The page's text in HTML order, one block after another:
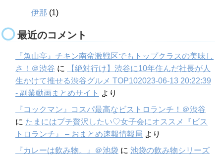
伊那 (1)
最近のコメント
『魚山亭』チキン南蛮激戦区でもトップクラスの美味し
さ！＠渋谷 に
【絶対行け】渋谷に10年住んだ社長が人
生かけて推せる渋谷グルメ TOP102023-06-13 20:22:39
- 副業動画まとめサイト より
『コックマン』コスパ最高なビストロランチ！＠渋谷
に たまにはプチ贅沢したい♡女子会にオススメ『ビス
トロランチ』 – おまとめ速報情報局 より
『カレーは飲み物。』＠池袋 に 池袋の飲み物シリーズ